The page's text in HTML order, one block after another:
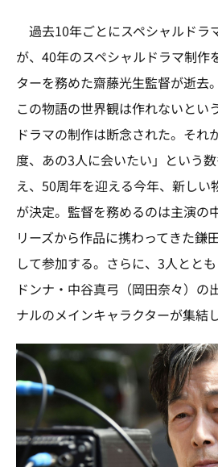
過去10年ごとにスペシャルドラ
が、40年のスペシャルドラマ制作
ターを務めた齋藤光生監督が逝去
この物語の世界観は作れないとい
ドラマの制作は断念された。それ
度、あの3人に会いたい」という
え、50周年を迎える今年、新しい
が決定。監督を務めるのは主演の
リーズから作品に携わってきた鎌
して参加する。さらに、3人とと
ドンナ・中谷真弓（岡田奈々）の
ナルのメインキャラクターが集結し